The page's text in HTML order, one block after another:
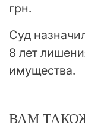
грн.
Суд
8 лет
имущества.
ВАМ